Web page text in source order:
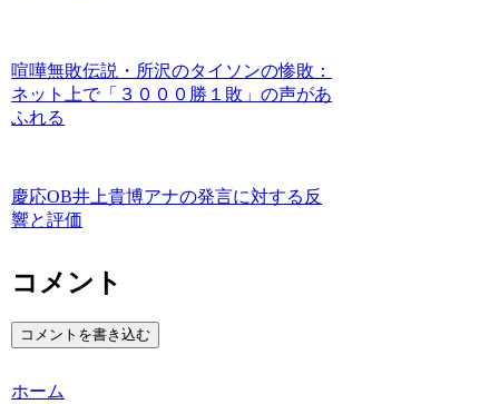
喧嘩無敗伝説・所沢のタイソンの惨敗：
ネット上で「３０００勝１敗」の声があ
ふれる
慶応OB井上貴博アナの発言に対する反
響と評価
コメント
コメントを書き込む
ホーム